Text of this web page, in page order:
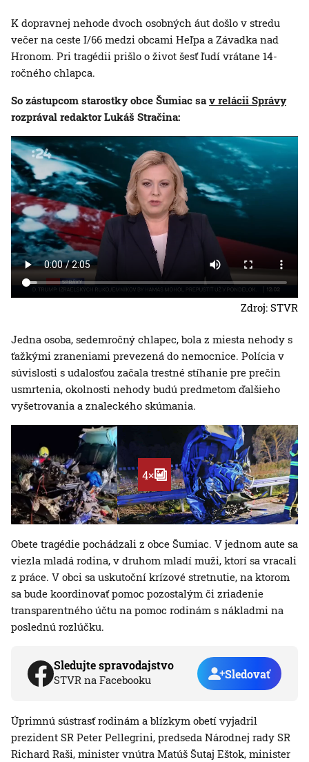
K dopravnej nehode dvoch osobných áut došlo v stredu
večer na ceste I/66 medzi obcami Heľpa a Závadka nad
Hronom. Pri tragédii prišlo o život šesť ľudí vrátane 14-
ročného chlapca.
So zástupcom starostky obce Šumiac sav relácii Správy
rozprával redaktor Lukáš Stračina:
Zdroj: STVR
Jedna osoba, sedemročný chlapec, bola z miesta nehody s
ťažkými zraneniami prevezená do nemocnice. Polícia v
súvislosti s udalosťou začala trestné stíhanie pre prečin
usmrtenia, okolnosti nehody budú predmetom ďalšieho
vyšetrovania a znaleckého skúmania.
4×
Obete tragédie pochádzali z obce Šumiac. V jednom aute sa
viezla mladá rodina, v druhom mladí muži, ktorí sa vracali
z práce. V obci sa uskutoční krízové stretnutie, na ktorom
sa bude koordinovať pomoc pozostalým či zriadenie
transparentného účtu na pomoc rodinám s nákladmi na
poslednú rozlúčku.
Sledujte spravodajstvo
STVR na Facebooku Sledovať
Úprimnú sústrasť rodinám a blízkym obetí vyjadril
prezident SR Peter Pellegrini, predseda Národnej rady SR
Richard Raši, minister vnútra Matúš Šutaj Eštok, minister